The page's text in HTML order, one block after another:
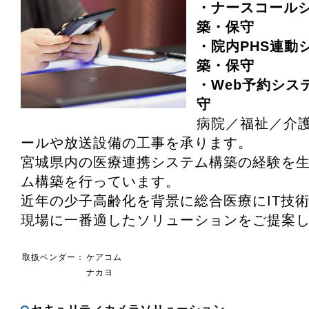
・ナースコー
築・保守
・院内PHS連
築・保守
・Web予約シ
守
病院／福祉／介
ールや放送設備の工事を承ります。
宮城県内の医療連携システム構築の経験を
ム構築を行っています。
近年の少子高齢化を背景に総合医療にIT技
現場に一番適したソリューションをご提案
取扱ベンダー： ケアコム
ナカヨ